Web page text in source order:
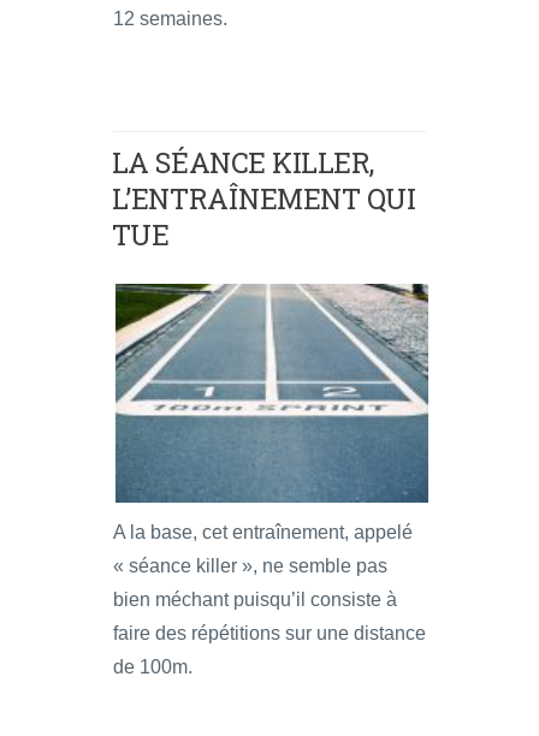
12 semaines.
LA SÉANCE KILLER,
L’ENTRAÎNEMENT QUI
TUE
A la base, cet entraînement, appelé
« séance killer », ne semble pas
bien méchant puisqu’il consiste à
faire des répétitions sur une distance
de 100m.